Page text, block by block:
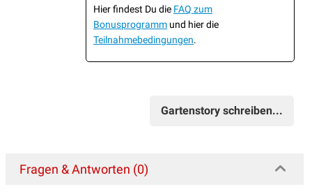
Hier findest Du die FAQ zum
Bonusprogramm und hier die
Teilnahmebedingungen.
Gartenstory schreiben...
Fragen & Antworten (0)